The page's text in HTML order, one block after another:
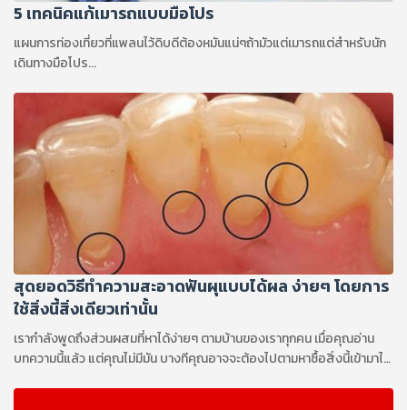
5 เทคนิคแก้เมารถแบบมือโปร
แผนการท่องเที่ยวที่แพลนไว้ดิบดีต้องหมันแน่ๆถ้ามัวแต่เมารถแต่สำหรับนัก
เดินทางมือโปร...
สุดยอดวิธีทำความสะอาดฟันผุแบบได้ผล ง่ายๆ โดยการ
ใช้สิ่งนี้สิ่งเดียวเท่านั้น
เรากำลังพูดถึงส่วนผสมที่หาได้ง่ายๆ ตามบ้านของเราทุกคน เมื่อคุณอ่าน
บทความนี้แล้ว แต่คุณไม่มีมัน บางทีคุณอาจจะต้องไปตามหาซื้อสิ่งนี้เข้ามาไว้